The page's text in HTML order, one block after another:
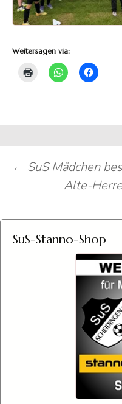
Weitersagen via:
← SuS Mädchen
Alte-
SuS-Stanno-Shop